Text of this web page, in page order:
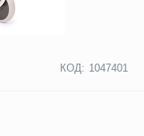
КОД: 1047401